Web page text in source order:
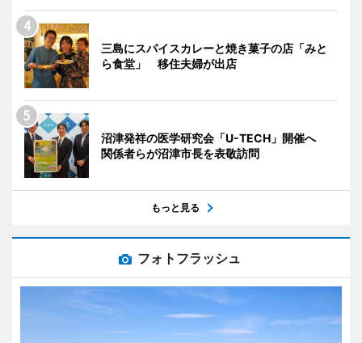
三島にスパイスカレーと焼き菓子の店「みと
ら食堂」 移住夫婦が出店
沼津発祥の医学研究会「U-TECH」開催へ
関係者らが沼津市長を表敬訪問
もっと見る
フォトフラッシュ